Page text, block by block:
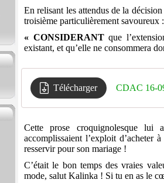
En relisant les attendus de la
troisième particulièrement savoureux :
« CONSIDERANTque
existant, et qu’elle ne consommera
Télécharger CDAC 16-
Cette prose croquignolesque lui
accomplissaient l’exploit
resservir pour son mariage !
C’était le bon temps des vraies
mode, salut Kalinka ! Si tu en as le